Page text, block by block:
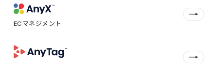
ECマネジメント